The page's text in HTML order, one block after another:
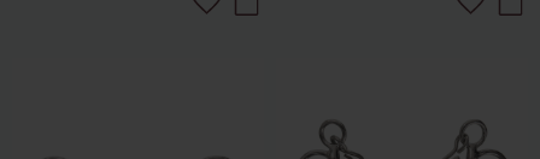
Lägg till i favoriter Lägg till